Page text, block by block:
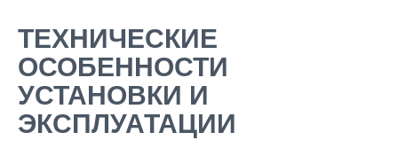
ТЕХНИЧЕСКИЕ
ОСОБЕННОСТИ
УСТАНОВКИ И
ЭКСПЛУАТАЦИИ